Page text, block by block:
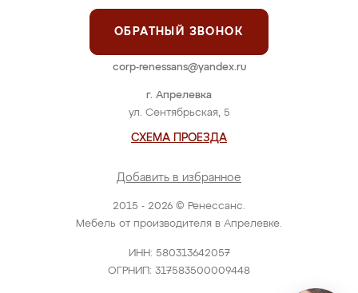
2015 - 2026 © Ренессанс.
Мебель от производителя в Апрелевке.
ИНН: 580313642057
ОГРНИП: 317583500009448
г. Апрелевка
ул. Сентябрьская, 5
СХЕМА ПРОЕЗДА
Добавить в избранное
ОБРАТНЫЙ ЗВОНОК
corp-renessans@yandex.ru